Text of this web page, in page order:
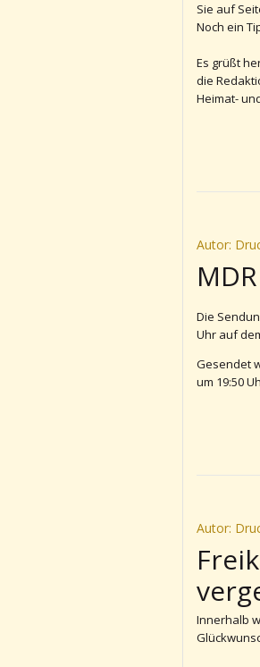
Sie auf
Noch ein
Es grüßt
die
Heimat-
Autor:
Die
Uhr auf
Gesendet
um 19:50
Autor:
Innerhalb